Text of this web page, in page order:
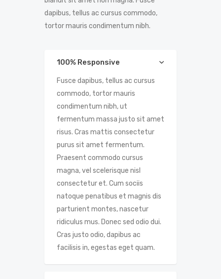
dapibus, tellus ac cursus commodo,
tortor mauris condimentum nibh.
100% Responsive
Fusce dapibus, tellus ac cursus
commodo, tortor mauris
condimentum nibh, ut
fermentum massa justo sit amet
risus. Cras mattis consectetur
purus sit amet fermentum.
Praesent commodo cursus
magna, vel scelerisque nisl
consectetur et. Cum sociis
natoque penatibus et magnis dis
parturient montes, nascetur
ridiculus mus. Donec sed odio dui.
Cras justo odio, dapibus ac
facilisis in, egestas eget quam.